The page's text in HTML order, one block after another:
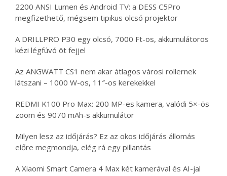
2200 ANSI Lumen és Android TV: a DESS C5Pro
megfizethető, mégsem tipikus olcsó projektor
A DRILLPRO P30 egy olcsó, 7000 Ft-os, akkumulátoros
kézi légfúvó öt fejjel
Az ANGWATT CS1 nem akar átlagos városi rollernek
látszani – 1000 W-os, 11″-os kerekekkel
REDMI K100 Pro Max: 200 MP-es kamera, valódi 5×-ös
zoom és 9070 mAh-s akkumulátor
Milyen lesz az időjárás? Ez az okos időjárás állomás
előre megmondja, elég rá egy pillantás
A Xiaomi Smart Camera 4 Max két kamerával és AI-jal